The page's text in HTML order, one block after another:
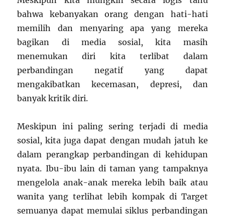
bahwa kebanyakan orang dengan hati-hati
memilih dan menyaring apa yang mereka
bagikan di media sosial, kita masih
menemukan diri kita terlibat dalam
perbandingan negatif yang dapat
mengakibatkan kecemasan, depresi, dan
banyak kritik diri.
Meskipun ini paling sering terjadi di media
sosial, kita juga dapat dengan mudah jatuh ke
dalam perangkap perbandingan di kehidupan
nyata. Ibu-ibu lain di taman yang tampaknya
mengelola anak-anak mereka lebih baik atau
wanita yang terlihat lebih kompak di Target
semuanya dapat memulai siklus perbandingan